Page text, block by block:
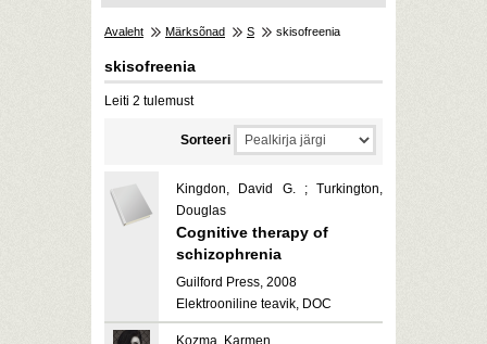
Avaleht Märksõnad S skisofreenia
skisofreenia
Leiti 2 tulemust
Sorteeri
Kingdon, David G. ; Turkington,
Douglas
Cognitive therapy of
schizophrenia
Guilford Press, 2008
Elektrooniline teavik, DOC
Kozma, Karmen